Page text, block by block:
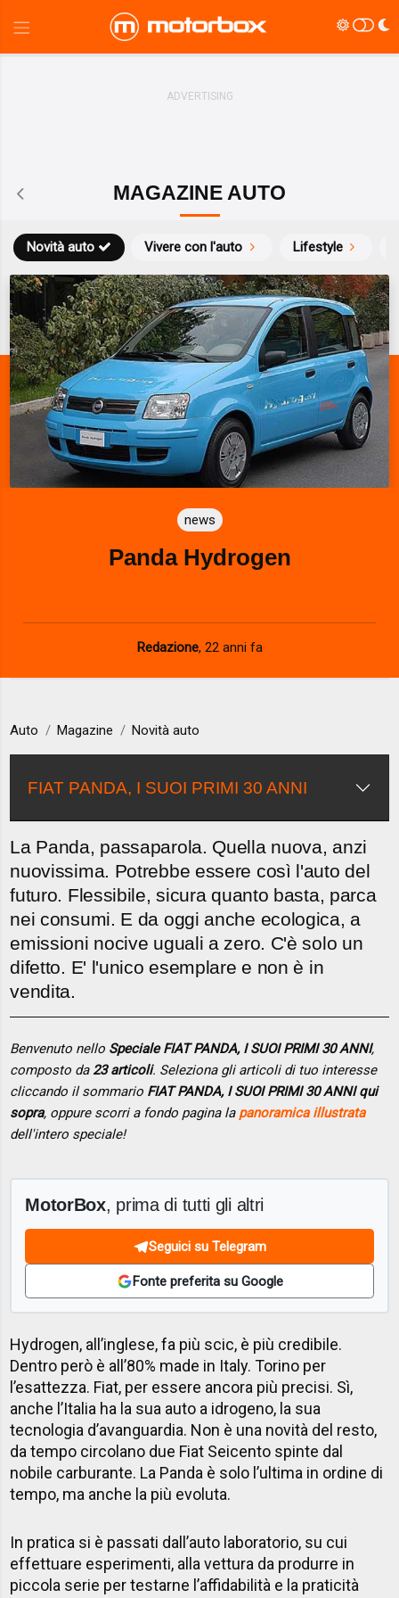
MAGAZINE AUTO
Novità auto Vivere con l'auto Lifestyle
news
Panda Hydrogen
Redazione, 22 anni fa
Auto Magazine Novità auto
FIAT PANDA, I SUOI PRIMI 30 ANNI
La Panda, passaparola. Quella nuova, anzi
nuovissima. Potrebbe essere così l'auto del
futuro. Flessibile, sicura quanto basta, parca
nei consumi. E da oggi anche ecologica, a
emissioni nocive uguali a zero. C'è solo un
difetto. E' l'unico esemplare e non è in
vendita.
Benvenuto nello Speciale FIAT PANDA, I SUOI PRIMI 30 ANNI,
composto da 23 articoli. Seleziona gli articoli di tuo interesse
cliccando il sommario FIAT PANDA, I SUOI PRIMI 30 ANNI qui
sopra, oppure scorri a fondo pagina la panoramica illustrata
dell'intero speciale!
MotorBox, prima di tutti gli altri
Seguici su Telegram
Fonte preferita su Google
Hydrogen, all’inglese, fa più scic, è più credibile.
Dentro però è all’80% made in Italy. Torino per
l’esattezza. Fiat, per essere ancora più precisi. Sì,
anche l’Italia ha la sua auto a idrogeno, la sua
tecnologia d’avanguardia. Non è una novità del resto,
da tempo circolano due Fiat Seicento spinte dal
nobile carburante. La Panda è solo l’ultima in ordine di
tempo, ma anche la più evoluta.
In pratica si è passati dall’auto laboratorio, su cui
effettuare esperimenti, alla vettura da produrre in
piccola serie per testarne l’affidabilità e la praticità